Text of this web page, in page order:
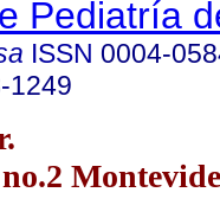
Pediatría
ISSN 0004-
1249